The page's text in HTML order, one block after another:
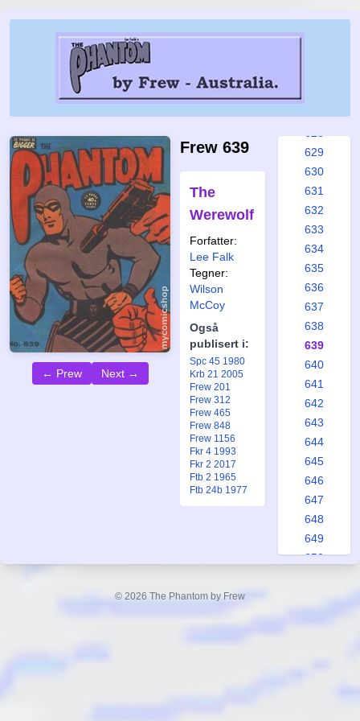
← Prew Next →
Frew 639
The
Werewolf
Forfatter:
Lee Falk
Tegner:
Wilson
McCoy
Også
publisert i:
Spc 45 1980
Krb 21 2005
Frew 201
Frew 312
Frew 465
Frew 848
Frew 1156
Fkr 4 1993
Fkr 2 2017
Ftb 2 1965
Ftb 24b 1977
622
629
630
631
632
633
634
635
636
637
638
639
640
641
642
643
644
645
646
647
648
649
650
© 2026 The Phantom by Frew